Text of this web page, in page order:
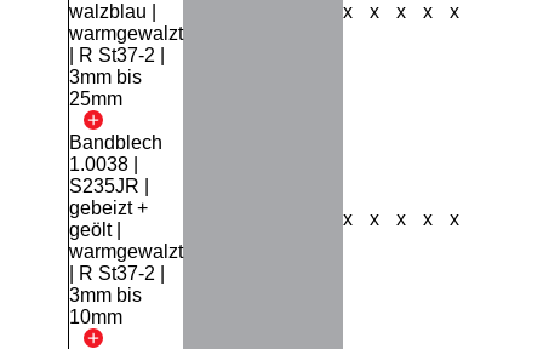
walzblau |
warmgewalzt
| R St37-2 |
3mm bis
25mm
x x x x x
Bandblech
1.0038 |
S235JR |
gebeizt +
geölt |
warmgewalzt
| R St37-2 |
3mm bis
10mm
x x x x x